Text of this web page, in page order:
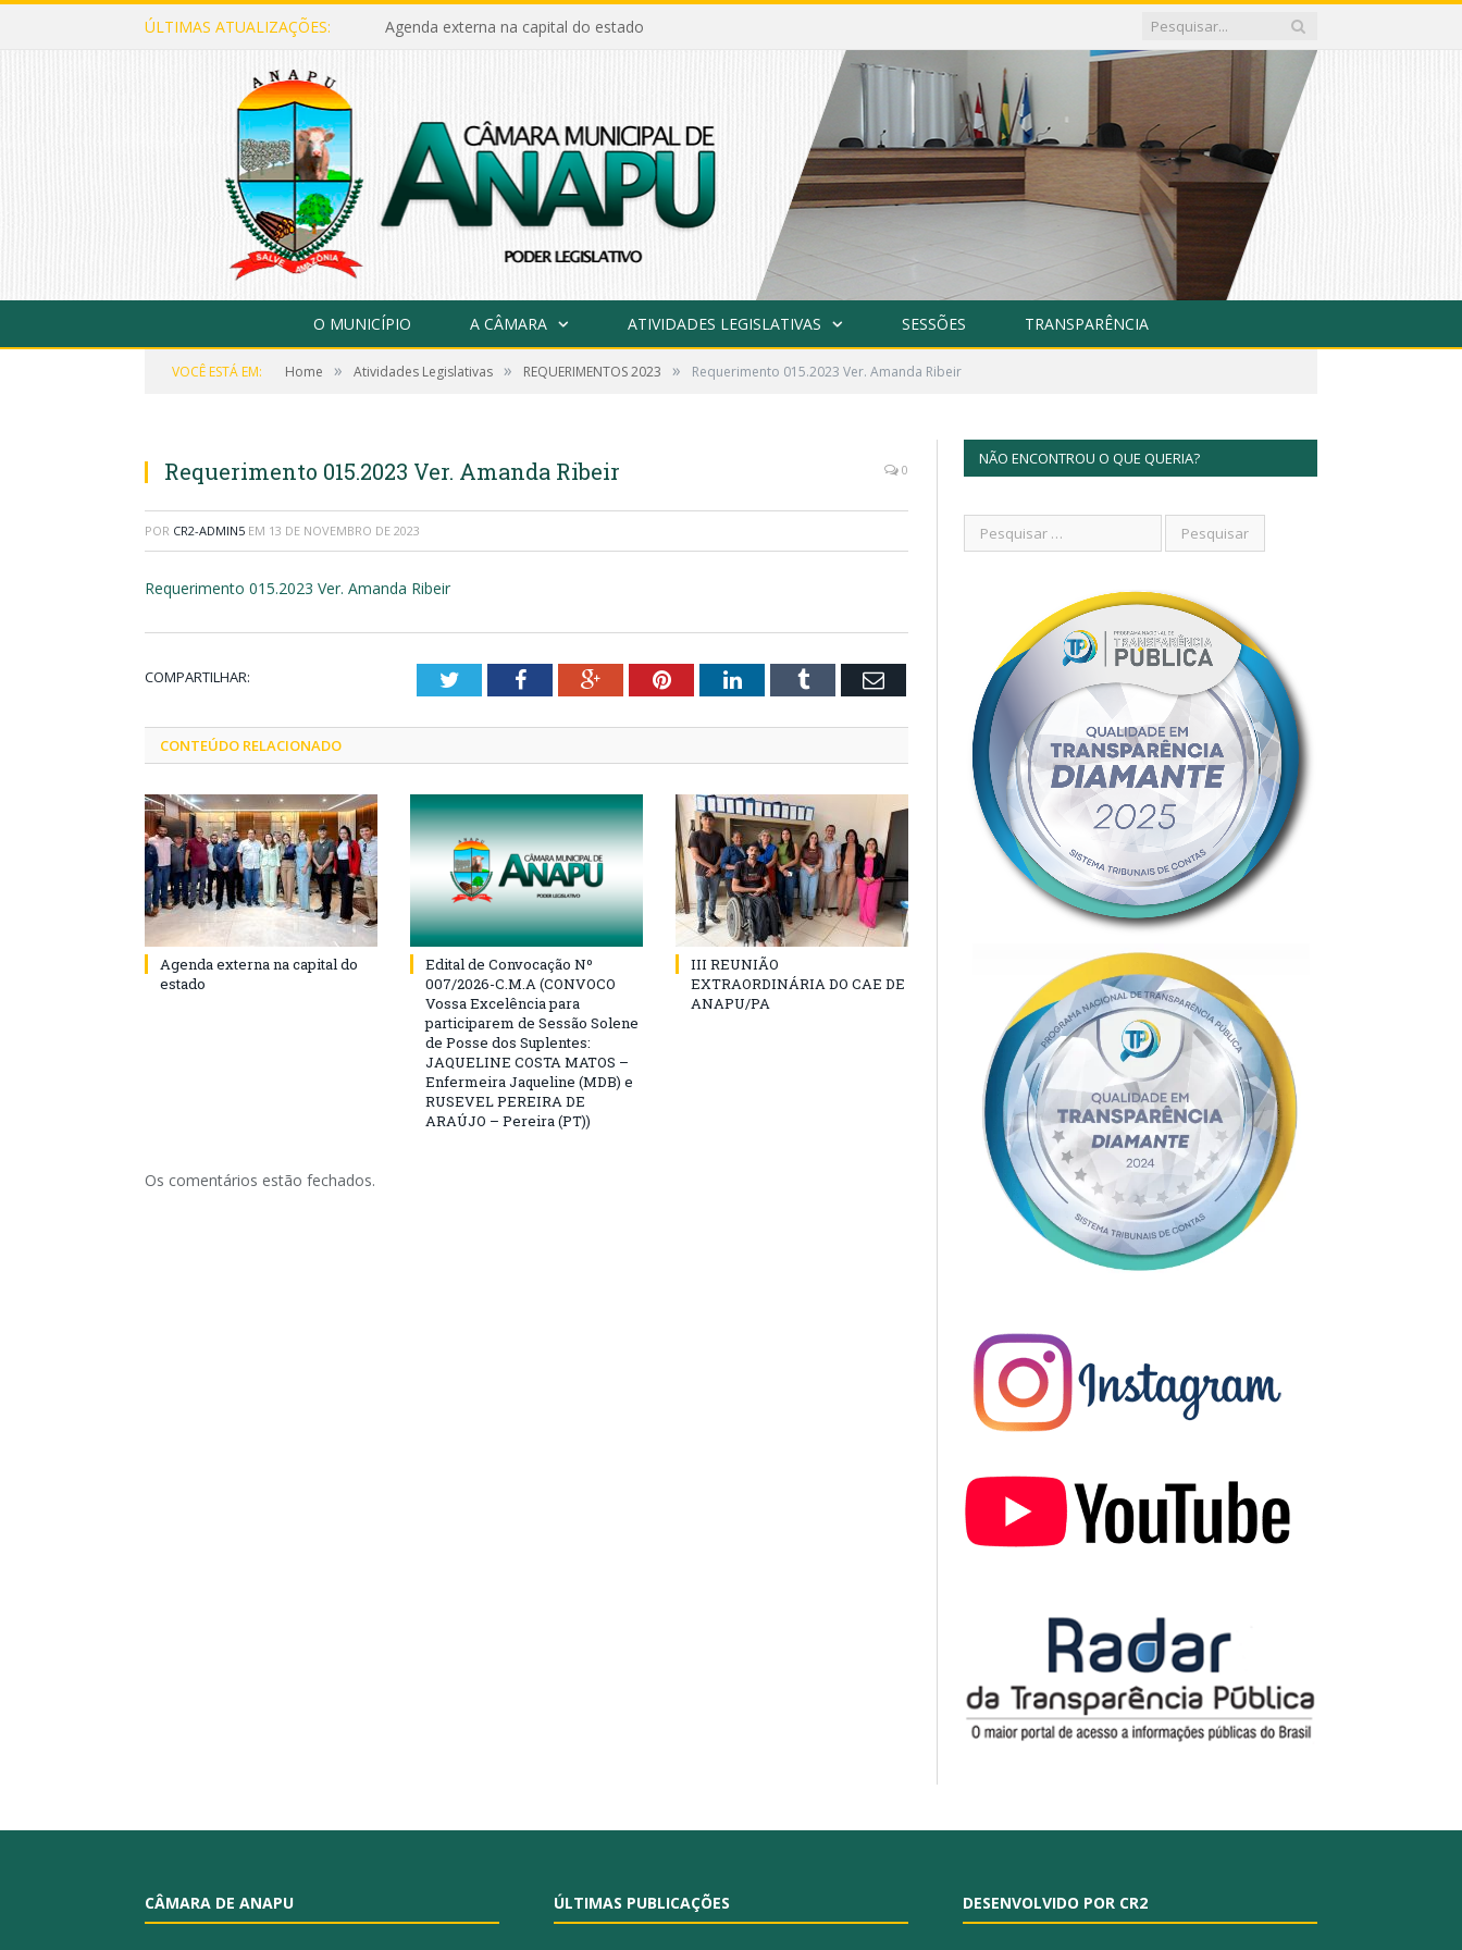
ÚLTIMAS ATUALIZAÇÕES: Agenda externa na capital do estado
O MUNICÍPIO A CÂMARA ATIVIDADES LEGISLATIVAS SESSÕES TRANSPARÊNCIA
VOCÊ ESTÁ EM: Home » Atividades Legislativas » REQUERIMENTOS 2023 » Requerimento 015.2023 Ver. Amanda Ribeir
Requerimento 015.2023 Ver. Amanda Ribeir 0
POR CR2-ADMIN5 EM 13 DE NOVEMBRO DE 2023
Requerimento 015.2023 Ver. Amanda Ribeir
COMPARTILHAR: TwitterFacebookGoogle+PinterestLinkedInTumblr Email
CONTEÚDO RELACIONADO
Agenda externa na capital do
estado
Edital de Convocação Nº
007/2026-C.M.A (CONVOCO
Vossa Excelência para
participarem de Sessão Solene
de Posse dos Suplentes:
JAQUELINE COSTA MATOS –
Enfermeira Jaqueline (MDB) e
RUSEVEL PEREIRA DE
ARAÚJO – Pereira (PT))
III REUNIÃO
EXTRAORDINÁRIA DO CAE DE
ANAPU/PA
Os comentários estão fechados.
NÃO ENCONTROU O QUE QUERIA?
CÂMARA DE ANAPU ÚLTIMAS PUBLICAÇÕES DESENVOLVIDO POR CR2